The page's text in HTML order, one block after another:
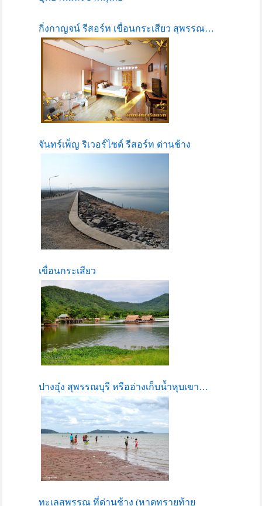
กิ่งกาญจน์ รีสอร์ท เขื่อนกระเสียว สุพรรณ…
จันทร์เพ็ญ ริเวอร์ไซด์ รีสอร์ท ด่านช้าง
เขื่อนกระเสียว
ปางอุ๋ง สุพรรณบุรี หรืออ่างเก็บน้ำหุบเขา…
ทะเลสุพรรณ ที่ด่านช้าง (หาดทรายท้าย